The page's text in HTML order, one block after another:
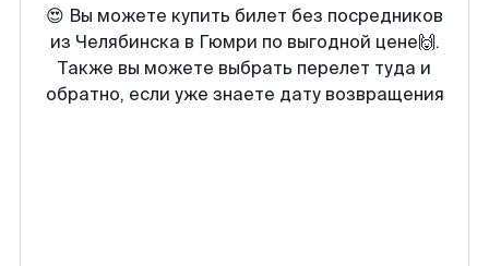
😍 Вы можете купить билет без посредников
из Челябинска в Гюмри по выгодной цене🙌.
Также вы можете выбрать перелет туда и
обратно, если уже знаете дату возвращения